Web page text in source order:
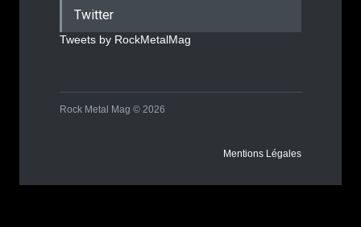
Twitter
Tweets by RockMetalMag
Rock Metal Mag © 2026
Mentions Légales